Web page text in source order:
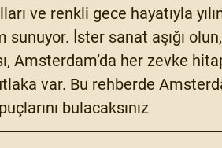
ve renkli gece hayatıyla
İster sanat aşığı
Amsterdam’da her zevke
var. Bu rehberde
bulacaksınız